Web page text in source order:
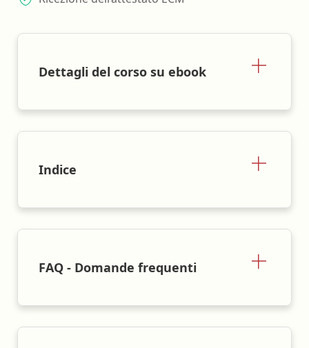
Dettagli del corso su ebook
Indice
FAQ - Domande frequenti